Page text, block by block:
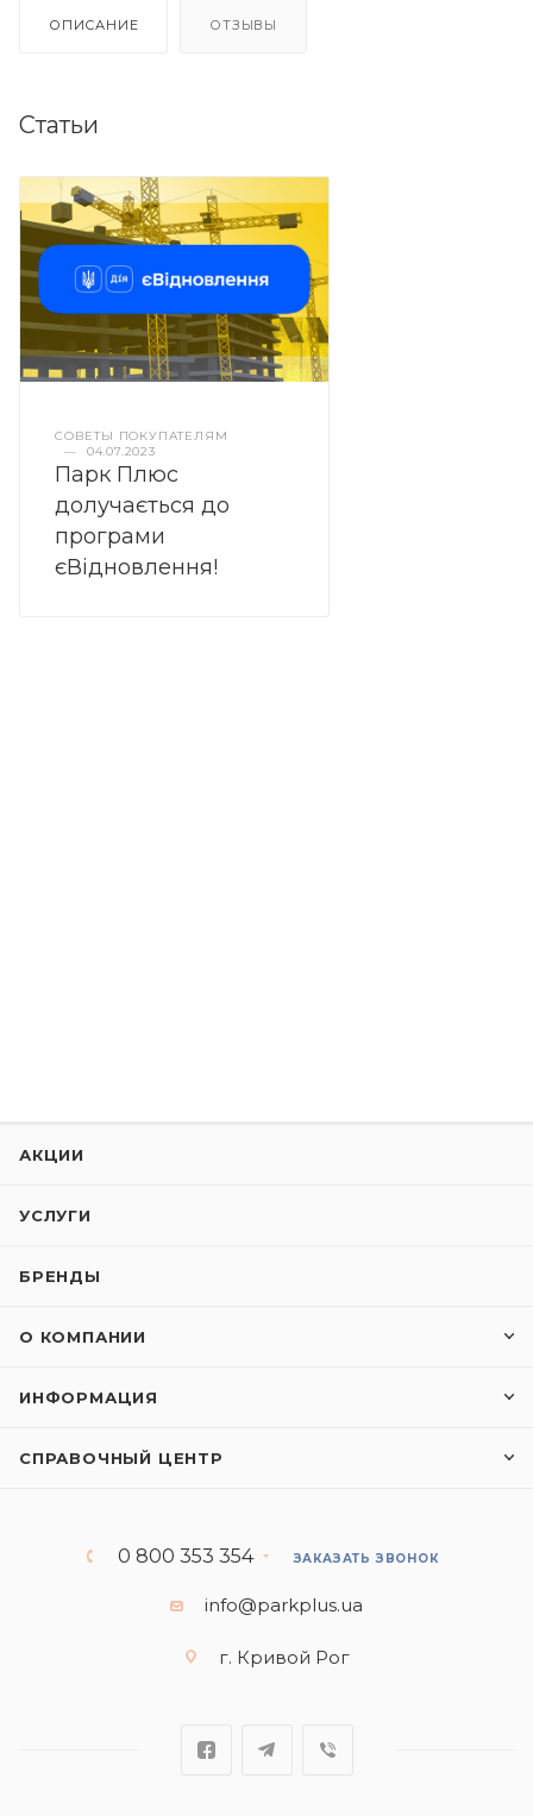
ОПИСАНИЕ ОТЗЫВЫ
Статьи
СОВЕТЫ ПОКУПАТЕЛЯМ
—
04.07.2023
Парк Плюс
долучається до
програми
єВідновлення!
АКЦИИ
УСЛУГИ
БРЕНДЫ
О КОМПАНИИ
ИНФОРМАЦИЯ
СПРАВОЧНЫЙ ЦЕНТР
0 800 353 354 ЗАКАЗАТЬ ЗВОНОК
info@parkplus.ua
г. Кривой Рог